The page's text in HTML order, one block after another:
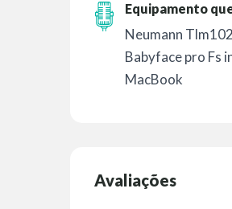
Equipamento
Neumann Tlm102
Babyface pro Fs
MacBook
Avaliações